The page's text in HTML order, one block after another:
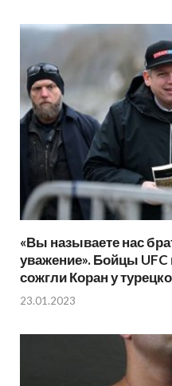
«Вы называете нас
уважение». Бойцы
сожгли Коран у
23.01.2023